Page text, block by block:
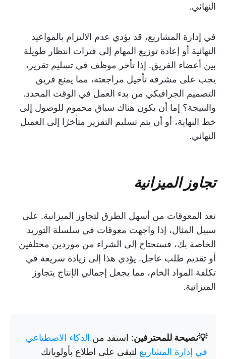
النهائي.
في إدارة المشاريع، قد يؤدي عدم الالتزام بالمواعيد
النهائية أو إعادة توزيع المهام إلى فترات انتظار طويلة
بين أعضاء الفريق. إذا تأخر موظف في تسليم تقرير،
يجب على مشرفه تأجيل مراجعته، مما يمنع فريق
التصميم الجرافيكي من بدء العمل في الوقت المحدد.
والنتيجة؟ إما أن يكون هناك سباق محموم للوصول إلى
خط النهاية، أو أن يتم تسليم التقرير متأخرًا إلى العميل
النهائي.
تجاوز الميزانية
تعد المعوقات من أسهل الطرق لتجاوز الميزانية. على
سبيل المثال، إذا واجهت معوقات في سلسلة التوريد
الخاصة بك، فستحتاج إلى الشراء من موردين مختلفين
أو تقديم طلب عاجل. يؤدي هذا إلى زيادة سريعة في
تكلفة المواد الخام، مما يجعل إجمالي الإنتاج يتجاوز
الميزانية.
💡نصيحة للمحترفين: استفد من الذكاء الاصطناعي
في إدارة المشاريع لتبقى على اطلاع بأولوياتك